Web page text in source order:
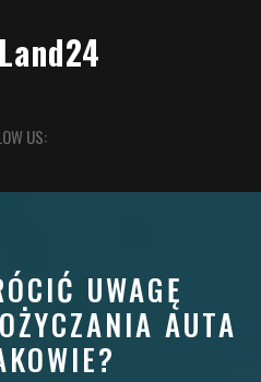
US:
UWAGĘ
AUTA